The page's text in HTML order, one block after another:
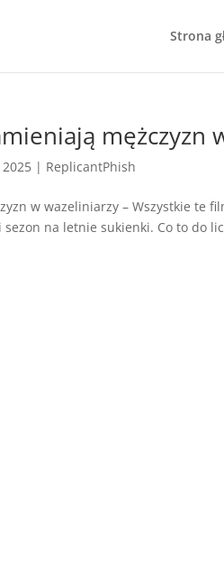
Strona
mężczyzn
| ReplicantPhish
w wazeliniarzy – Wszystkie te
na letnie sukienki. Co to do